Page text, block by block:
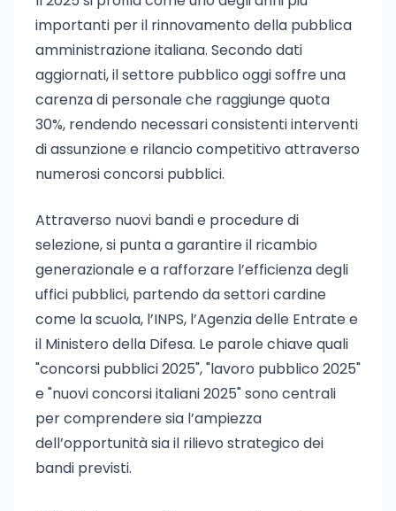
importanti per il rinnovamento della pubblica
amministrazione italiana. Secondo dati
aggiornati, il settore pubblico oggi soffre una
carenza di personale che raggiunge quota
30%, rendendo necessari consistenti interventi
di assunzione e rilancio competitivo attraverso
numerosi concorsi pubblici.
Attraverso nuovi bandi e procedure di
selezione, si punta a garantire il ricambio
generazionale e a rafforzare l’efficienza degli
uffici pubblici, partendo da settori cardine
come la scuola, l’INPS, l’Agenzia delle Entrate e
il Ministero della Difesa. Le parole chiave quali
"concorsi pubblici 2025", "lavoro pubblico 2025"
e "nuovi concorsi italiani 2025" sono centrali
per comprendere sia l’ampiezza
dell’opportunità sia il rilievo strategico dei
bandi previsti.